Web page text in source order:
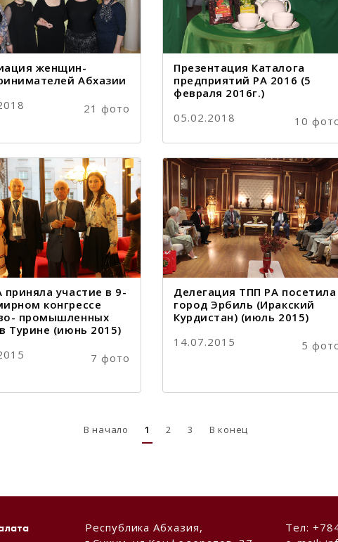
женщин-
Абхазии
21 фото
Презентация Каталога
предприятий РА 2016 (5
февраля 2016г.)
05.02.2018
10
приняла участие в 9-
конгрессе
промышленных
Турине (июнь 2015)
7 фото
Делегация ТПП РА посетила
город Эрбиль (Иракский
Курдистан) (июль 2015)
14.07.2015
5
В начало 1 2 3 В конец
Республика Абхазия,
Тел: